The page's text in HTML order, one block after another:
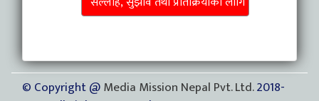
© Copyright @Media Mission Nepal Pvt. Ltd.2018-